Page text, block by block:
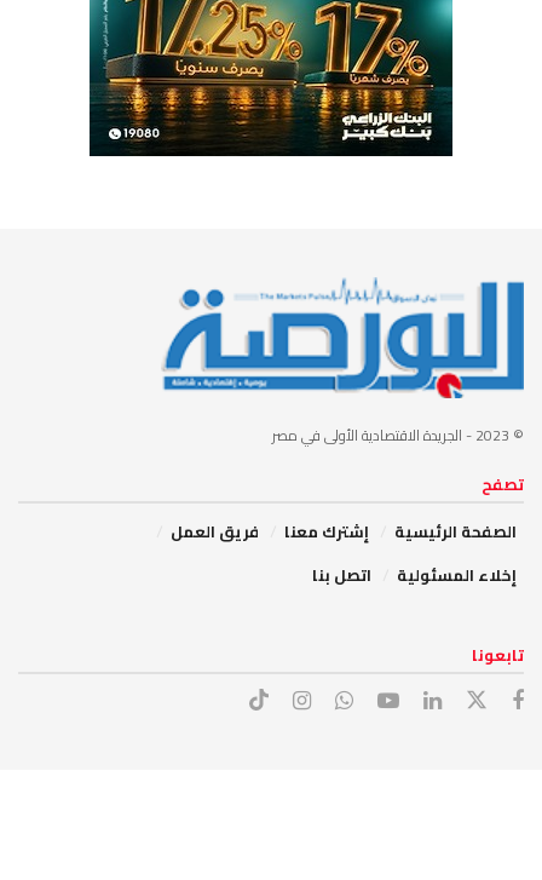
© 2023 - الجريدة الاقتصادية الأولى في مصر
تصفح
الصفحة الرئيسية
إشترك معنا
فريق العمل
إخلاء المسئولية
اتصل بنا
تابعونا